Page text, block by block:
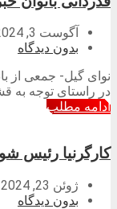
آگوست 3, 2024
بدون دیدگاه
نوای گیل- جمعی از
در راستای توجه به
ادامه مطلب
کارگرنیا رئیس
ژوئن 23, 2024
بدون دیدگاه